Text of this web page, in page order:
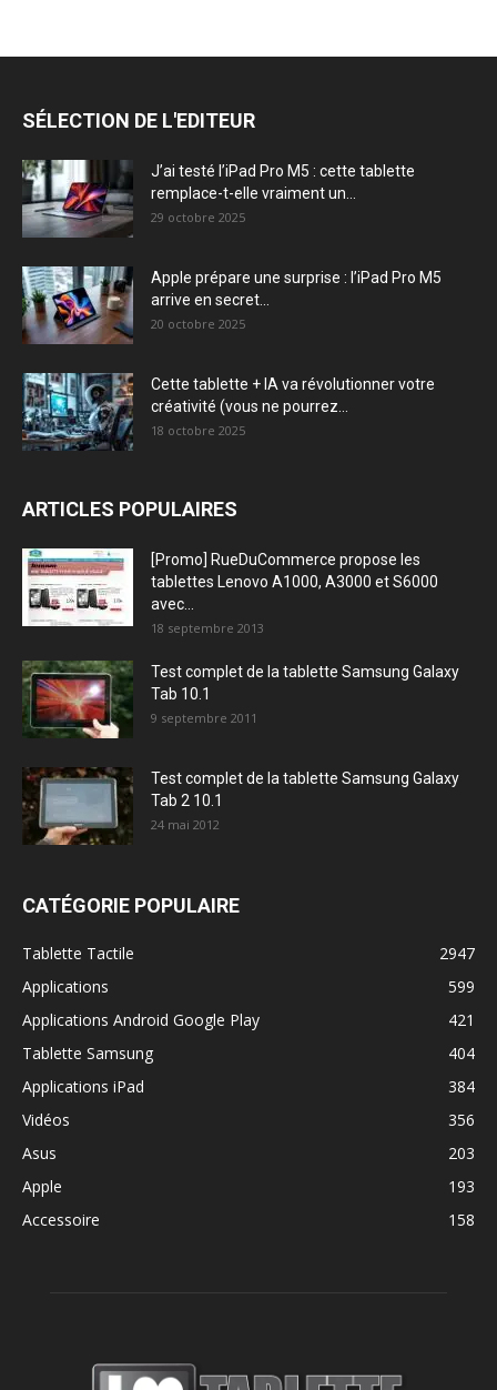
SÉLECTION DE L'EDITEUR
J’ai testé l’iPad Pro M5 : cette tablette
remplace-t-elle vraiment un...
29 octobre 2025
Apple prépare une surprise : l’iPad Pro M5
arrive en secret...
20 octobre 2025
Cette tablette + IA va révolutionner votre
créativité (vous ne pourrez...
18 octobre 2025
ARTICLES POPULAIRES
[Promo] RueDuCommerce propose les
tablettes Lenovo A1000, A3000 et S6000
avec...
18 septembre 2013
Test complet de la tablette Samsung Galaxy
Tab 10.1
9 septembre 2011
Test complet de la tablette Samsung Galaxy
Tab 2 10.1
24 mai 2012
CATÉGORIE POPULAIRE
Tablette Tactile
2947
Applications
599
Applications Android Google Play
421
Tablette Samsung
404
Applications iPad
384
Vidéos
356
Asus
203
Apple
193
Accessoire
158